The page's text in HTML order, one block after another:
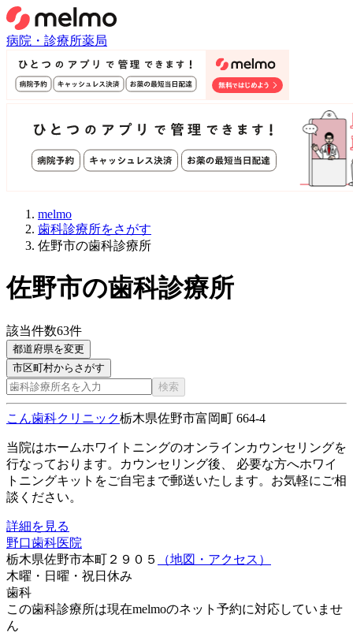
病院・診療所薬局
melmo
歯科診療所をさがす
佐野市の歯科診療所
佐野市の歯科診療所
該当件数63件
都道府県を変更
市区町村からさがす
検索
こん歯科クリニック栃木県佐野市富岡町 664-4
当院はホームホワイトニングのオンラインカウンセリングを
行なっております。カウンセリング後、 必要な方へホワイ
トニングキットをご自宅まで郵送いたします。お気軽にご相
談ください。
詳細を見る
野口歯科医院
栃木県佐野市本町２９０５
（地図・アクセス）
木曜・日曜・祝日 休み
歯科
この歯科診療所は現在melmoのネット予約に対応していませ
ん